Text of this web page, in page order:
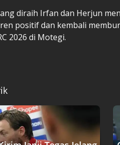
diraih Irfan dan Herjun
positif dan kembali
2026 di Motegi.